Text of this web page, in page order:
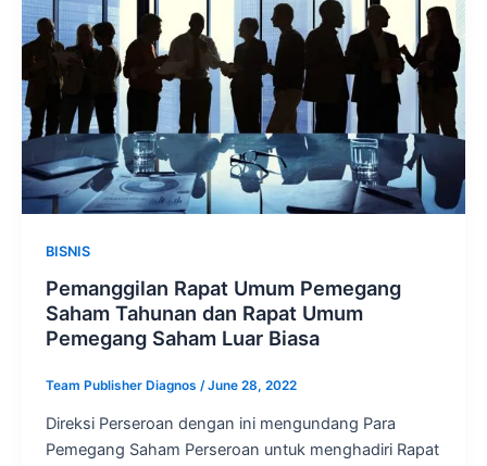
BISNIS
Pemanggilan Rapat Umum Pemegang
Saham Tahunan dan Rapat Umum
Pemegang Saham Luar Biasa
Team Publisher Diagnos /June 28, 2022
Direksi Perseroan dengan ini mengundang Para
Pemegang Saham Perseroan untuk menghadiri Rapat